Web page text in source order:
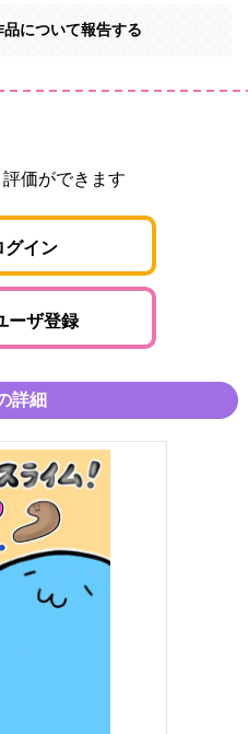
について報告する
価ができます
グイン
ーザ登録
詳細